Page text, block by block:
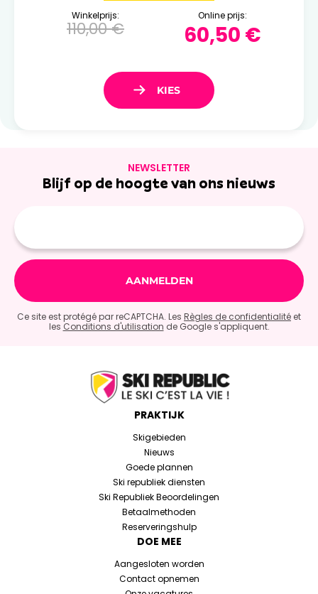
Winkelprijs:
110,00 €
Online prijs:
60,50 €
NEWSLETTER
Blijf op de hoogte van ons nieuws
Ce site est protégé par reCAPTCHA. Les Règles de confidentialité et
les Conditions d'utilisation de Google s'appliquent.
PRAKTIJK
Skigebieden
Nieuws
Goede plannen
Ski republiek diensten
Ski Republiek Beoordelingen
Betaalmethoden
Reserveringshulp
DOE MEE
Aangesloten worden
Contact opnemen